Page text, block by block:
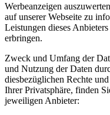
Werbeanzeigen
auf unserer Webseite zu
Leistungen dieses
erbringen.
Zweck und Umfang der
und Nutzung der Daten
diesbezüglichen Rechte
Ihrer Privatsphäre, finden
jeweiligen Anbieter: